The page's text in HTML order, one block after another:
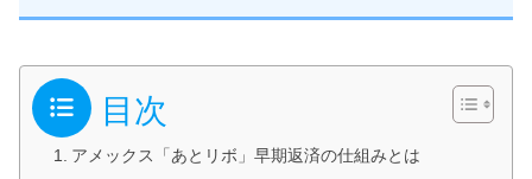
目次
アメックス「あとリボ」早期返済の仕組みとは